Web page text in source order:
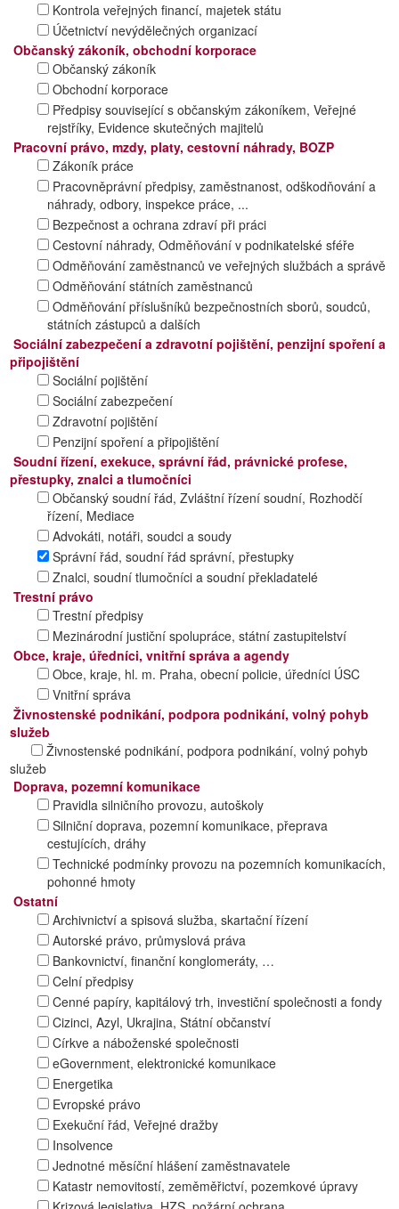
Kontrola veřejných financí, majetek státu
Účetnictví nevýdělečných organizací
Občanský zákoník, obchodní korporace
Občanský zákoník
Obchodní korporace
Předpisy související s občanským zákoníkem, Veřejné
rejstříky, Evidence skutečných majitelů
Pracovní právo, mzdy, platy, cestovní náhrady, BOZP
Zákoník práce
Pracovněprávní předpisy, zaměstnanost, odškodňování a
náhrady, odbory, inspekce práce, ...
Bezpečnost a ochrana zdraví při práci
Cestovní náhrady, Odměňování v podnikatelské sféře
Odměňování zaměstnanců ve veřejných službách a správě
Odměňování státních zaměstnanců
Odměňování příslušníků bezpečnostních sborů, soudců,
státních zástupců a dalších
Sociální zabezpečení a zdravotní pojištění, penzijní spoření a
připojištění
Sociální pojištění
Sociální zabezpečení
Zdravotní pojištění
Penzijní spoření a připojištění
Soudní řízení, exekuce, správní řád, právnické profese,
přestupky, znalci a tlumočníci
Občanský soudní řád, Zvláštní řízení soudní, Rozhodčí
řízení, Mediace
Advokáti, notáři, soudci a soudy
Správní řád, soudní řád správní, přestupky
Znalci, soudní tlumočníci a soudní překladatelé
Trestní právo
Trestní předpisy
Mezinárodní justiční spolupráce, státní zastupitelství
Obce, kraje, úředníci, vnitřní správa a agendy
Obce, kraje, hl. m. Praha, obecní policie, úředníci ÚSC
Vnitřní správa
Živnostenské podnikání, podpora podnikání, volný pohyb
služeb
Živnostenské podnikání, podpora podnikání, volný pohyb
služeb
Doprava, pozemní komunikace
Pravidla silničního provozu, autoškoly
Silniční doprava, pozemní komunikace, přeprava
cestujících, dráhy
Technické podmínky provozu na pozemních komunikacích,
pohonné hmoty
Ostatní
Archivnictví a spisová služba, skartační řízení
Autorské právo, průmyslová práva
Bankovnictví, finanční konglomeráty, …
Celní předpisy
Cenné papíry, kapitálový trh, investiční společnosti a fondy
Cizinci, Azyl, Ukrajina, Státní občanství
Církve a náboženské společnosti
eGovernment, elektronické komunikace
Energetika
Evropské právo
Exekuční řád, Veřejné dražby
Insolvence
Jednotné měsíční hlášení zaměstnavatele
Katastr nemovitostí, zeměměřictví, pozemkové úpravy